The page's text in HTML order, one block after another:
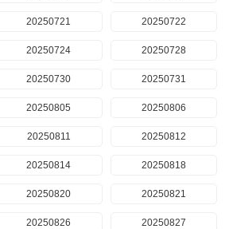
20250721 20250722
20250724 20250728
20250730 20250731
20250805 20250806
20250811 20250812
20250814 20250818
20250820 20250821
20250826 20250827